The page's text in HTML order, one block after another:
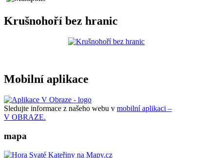
Krušnohoří bez hranic
Mobilní aplikace
Sledujte informace z našeho webu v mobilní aplikaci –
V OBRAZE.
mapa